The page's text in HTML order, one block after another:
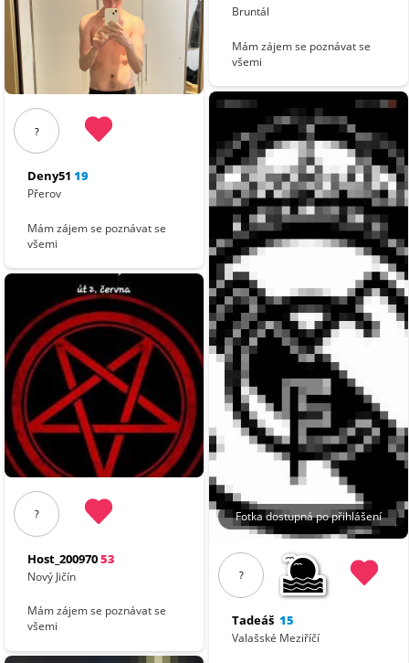
?
Deny51 19
Přerov
Mám zájem se poznávat se
všemi
?
Host_20097053
Nový Jičín
Mám zájem se poznávat se
všemi
Bruntál
Mám zájem se poznávat se
všemi
Fotka dostupná po přihlášení
?
Tadeáš 15
Valašské Meziříčí